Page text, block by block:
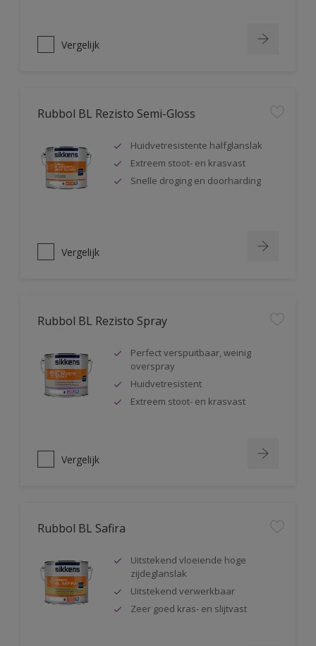
Vergelijk
Rubbol BL Rezisto Semi-Gloss
Huidvetresistente halfglanslak
Extreem stoot- en krasvast
Snelle droging en doorharding
Vergelijk
Rubbol BL Rezisto Spray
Perfect verspuitbaar, weinig
overspray
Huidvetresistent
Extreem stoot- en krasvast
Vergelijk
Rubbol BL Safira
Uitstekend vloeiende hoge
zijdeglanslak
Uitstekend verwerkbaar
Zeer goed kras- en slijtvast